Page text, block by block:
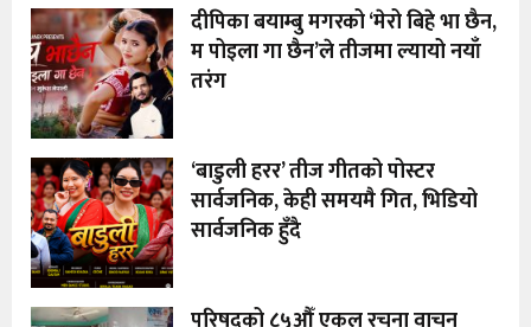
दीपिका बयाम्बु मगरको ‘मेरो बिहे भा छैन,
म पोइला गा छैन’ले तीजमा ल्यायो नयाँ
तरंग
‘बाडुली हरर’ तीज गीतको पोस्टर
सार्वजनिक, केही समयमै गित, भिडियो
सार्वजनिक हुँदै